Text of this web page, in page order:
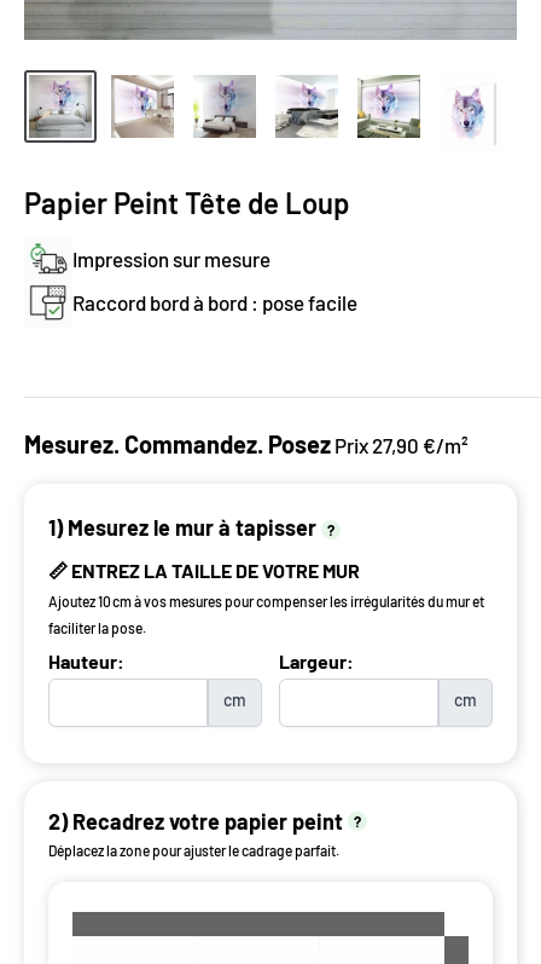
Papier Peint Tête de Loup
Impression sur mesure
Raccord bord à bord : pose facile
Mesurez. Commandez. Posez Prix 27,90 €/m²
1) Mesurez le mur à tapisser ?
📏 ENTREZ LA TAILLE DE VOTRE MUR
Ajoutez 10 cm à vos mesures pour compenser les irrégularités du mur et
faciliter la pose.
Hauteur:
cm
Largeur:
cm
2) Recadrez votre papier peint
?
Déplacez la zone pour ajuster le cadrage parfait.